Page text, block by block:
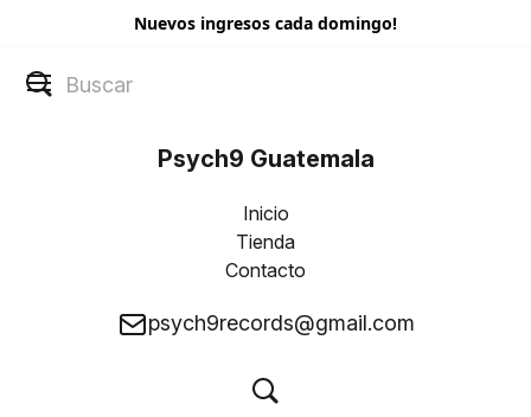
Nuevos ingresos cada domingo!
Psych9 Guatemala
Inicio
Tienda
Contacto
psych9records@gmail.com